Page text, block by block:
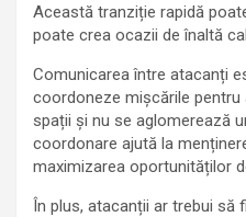
Această tranziție rapidă
poate crea ocazii de înaltă
Comunicarea între atacanți
coordoneze mișcările pentru
spații și nu se aglomerează
coordonare ajută la
maximizarea oportunităților
În plus, atacanții ar trebui să